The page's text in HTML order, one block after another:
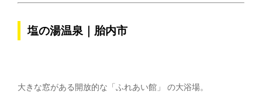
塩の湯温泉｜胎内市
大きな窓がある開放的な「ふれあい館」 の大浴場。